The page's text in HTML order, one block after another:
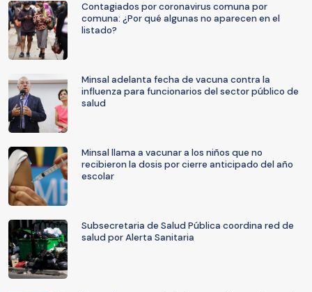
Contagiados por coronavirus comuna por
comuna: ¿Por qué algunas no aparecen en el
listado?
Minsal adelanta fecha de vacuna contra la
influenza para funcionarios del sector público de
salud
Minsal llama a vacunar a los niños que no
recibieron la dosis por cierre anticipado del año
escolar
Subsecretaria de Salud Pública coordina red de
salud por Alerta Sanitaria